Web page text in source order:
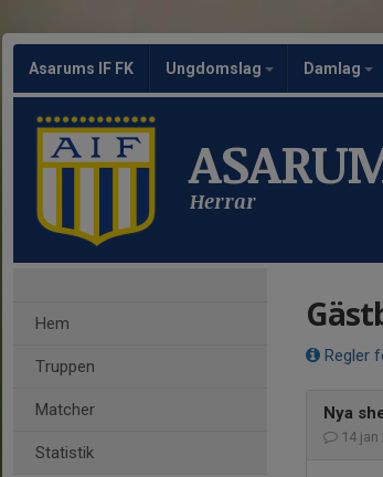
Asarums IF FK Ungdomslag Damlag
Herrar
Hem
Truppen
Matcher
Statistik
Regler
Nya
14 jan